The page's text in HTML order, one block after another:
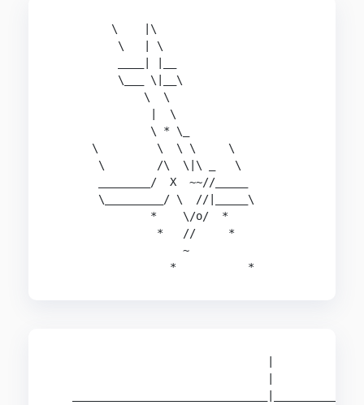
         \    |\
          \   | \
          \___ \|__\
              \  \
               |  \
               \ * \_
      \         \  \ \     \
       \        /\  \|\ _   \
       ________/  X  ~~//_____
       \_________/ \  //|_____\
               *    \/o/  *
                *   //     *
                    ~